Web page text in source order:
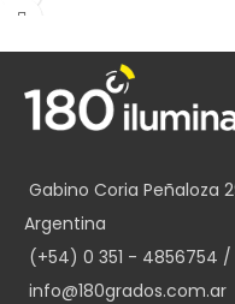
Gabino Coria Peñaloza
Argentina
(+54) 0 351 - 4856754
info@180grados.com.ar